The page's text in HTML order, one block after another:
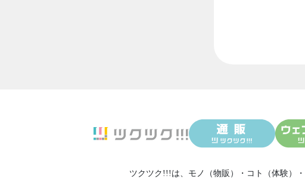
ツクツク!!!は、 モノ（物販） ・ コト（体験） ・